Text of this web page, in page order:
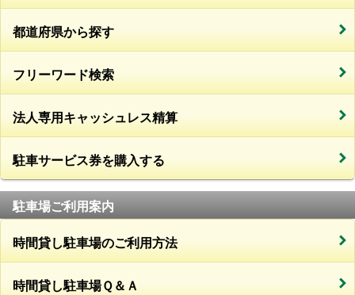
都道府県から探す
フリーワード検索
法人専用キャッシュレス精算
駐車サービス券を購入する
駐車場ご利用案内
時間貸し駐車場のご利用方法
時間貸し駐車場Ｑ＆Ａ